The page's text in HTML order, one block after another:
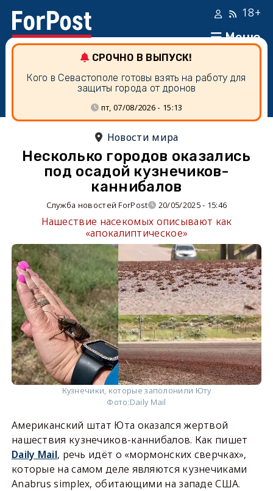
Меню
18+
СРОЧНО В ВЫПУСК!
Кого в Севастополе готовы взять на работу для
защиты города от дронов
пт, 07/08/2026 - 15:13
Новости мира
Несколько городов оказались
под осадой кузнечиков-
каннибалов
Служба новостей ForPost 20/05/2025 - 15:46
Нашествие насекомых описывают как
«апокалиптическое»
Кузнечики, которые заполонили Юту
Фото:Daily Mail
Американский штат Юта оказался жертвой
нашествия кузнечиков-каннибалов. Как пишет
Daily Mail, речь идёт о «мормонских сверчках»,
которые на самом деле являются кузнечиками
Anabrus simplex, обитающими на западе США.